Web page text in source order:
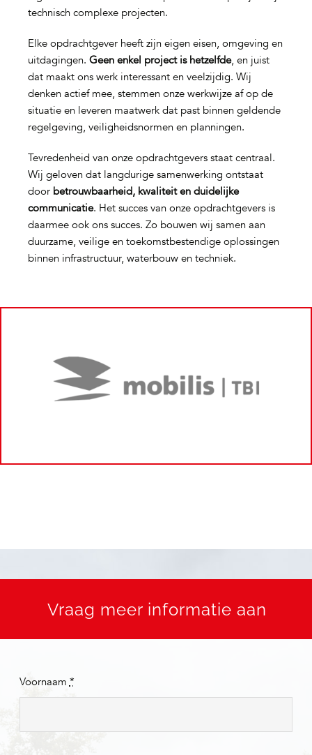
technisch complexe projecten.
Elke opdrachtgever heeft zijn eigen eisen, omgeving en
uitdagingen. Geen enkel project is hetzelfde, en juist
dat maakt ons werk interessant en veelzijdig. Wij
denken actief mee, stemmen onze werkwijze af op de
situatie en leveren maatwerk dat past binnen geldende
regelgeving, veiligheidsnormen en planningen.
Tevredenheid van onze opdrachtgevers staat centraal.
Wij geloven dat langdurige samenwerking ontstaat
door betrouwbaarheid, kwaliteit en duidelijke
communicatie. Het succes van onze opdrachtgevers is
daarmee ook ons succes. Zo bouwen wij samen aan
duurzame, veilige en toekomstbestendige oplossingen
binnen infrastructuur, waterbouw en techniek.
Vraag meer informatie aan
Voornaam *